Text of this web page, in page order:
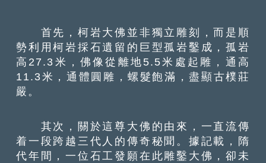
首先，柯岩大佛並非獨立雕刻，而是順
勢利用柯岩採石遺留的巨型孤岩鑿成，孤岩
高27.3米，佛像從離地5.5米處起雕，通高
11.3米，通體圓雕，螺髮飽滿，盡顯古樸莊
嚴。
其次，關於這尊大佛的由來，一直流傳
着一段跨越三代人的傳奇秘聞。據記載，隋
代年間，一位石工發願在此雕鑿大佛，卻未